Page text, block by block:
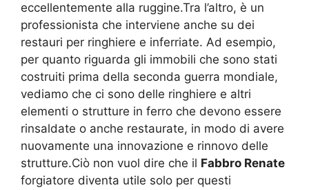
eccellentemente alla ruggine.Tra l’altro, è un
professionista che interviene anche su dei
restauri per ringhiere e inferriate. Ad esempio,
per quanto riguarda gli immobili che sono stati
costruiti prima della seconda guerra mondiale,
vediamo che ci sono delle ringhiere e altri
elementi o strutture in ferro che devono essere
rinsaldate o anche restaurate, in modo di avere
nuovamente una innovazione e rinnovo delle
strutture.Ciò non vuol dire che il Fabbro Renate
forgiatore diventa utile solo per questi